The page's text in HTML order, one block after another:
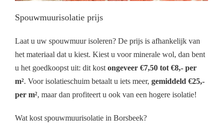
Spouwmuurisolatie prijs
Laat u uw spouwmuur isoleren? De prijs is afhankelijk van
het materiaal dat u kiest. Kiest u voor minerale wol, dan bent
u het goedkoopst uit: dit kost ongeveer €7,50 tot €8,- per
m². Voor isolatieschuim betaalt u iets meer, gemiddeld €25,-
per m², maar dan profiteert u ook van een hogere isolatie!
Wat kost spouwmuurisolatie in Borsbeek?